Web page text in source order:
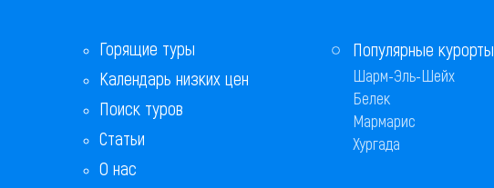
Горящие туры
Календарь низких цен
Поиск туров
Статьи
О нас
Популярные курорты
Шарм-Эль-Шейх
Белек
Мармарис
Хургада